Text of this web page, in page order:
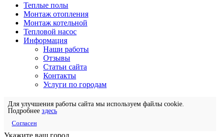
Теплые полы
Монтаж отопления
Монтаж котельной
Тепловой насос
Информация
Наши работы
Отзывы
Статьи сайта
Контакты
Услуги по городам
Для улучшения работы сайта мы используем файлы cookie.
Подробнее здесь
Согласен
Укажите ваш город